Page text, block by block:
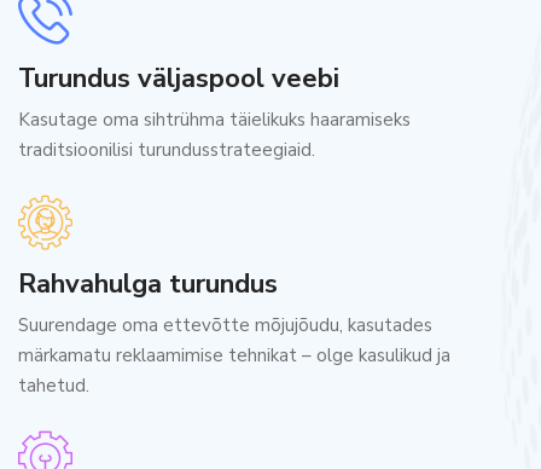
Turundus väljaspool veebi
Kasutage oma sihtrühma täielikuks haaramiseks
traditsioonilisi turundusstrateegiaid.
Rahvahulga turundus
Suurendage oma ettevõtte mõjujõudu, kasutades
märkamatu reklaamimise tehnikat – olge kasulikud ja
tahetud.